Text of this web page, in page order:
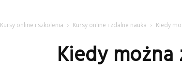
Kursy online i szkolenia Kursy online i zdalne nauka Kiedy
Kiedy można